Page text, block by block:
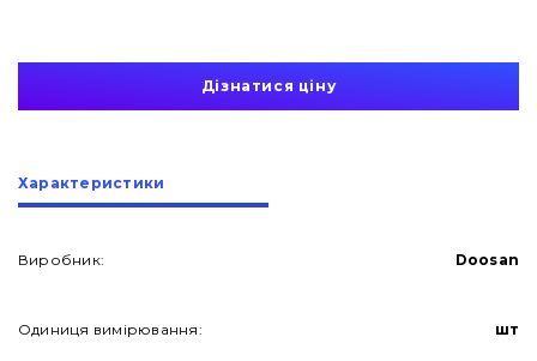
Про нас
Контакти
Вакансії
Дізнатися ціну
Характеристики
Виробник: Doosan
Одиниця вимірювання: шт